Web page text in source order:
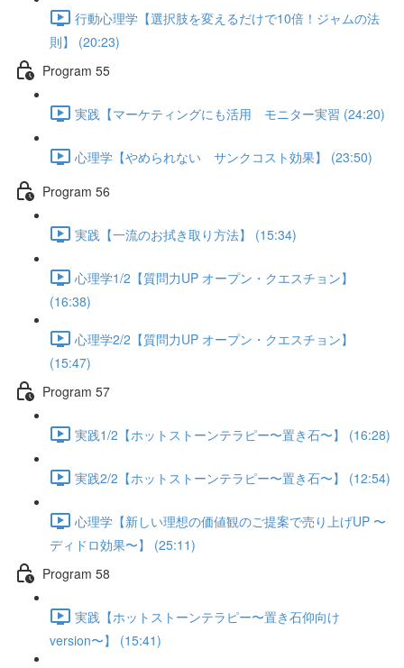
行動心理学【選択肢を変えるだけで10倍！ジャムの法
則】 (20:23)
Program 55
実践【マーケティングにも活用 モニター実習 (24:20)
心理学【やめられない サンクコスト効果】 (23:50)
Program 56
実践【一流のお拭き取り方法】 (15:34)
心理学1/2【質問力UP オープン・クエスチョン】
(16:38)
心理学2/2【質問力UP オープン・クエスチョン】
(15:47)
Program 57
実践1/2【ホットストーンテラピー〜置き石〜】 (16:28)
実践2/2【ホットストーンテラピー〜置き石〜】 (12:54)
心理学【新しい理想の価値観のご提案で売り上げUP 〜
ディドロ効果〜】 (25:11)
Program 58
実践【ホットストーンテラピー〜置き石仰向け
version〜】 (15:41)